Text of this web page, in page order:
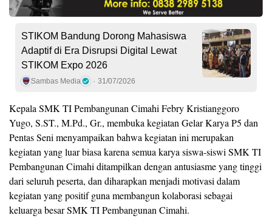
STIKOM Bandung Dorong Mahasiswa
Adaptif di Era Disrupsi Digital Lewat
STIKOM Expo 2026
Sambas Media 31/07/2026
Kepala SMK TI Pembangunan Cimahi Febry Kristianggoro
Yugo, S.ST., M.Pd., Gr., membuka kegiatan Gelar Karya P5 dan
Pentas Seni menyampaikan bahwa kegiatan ini merupakan
kegiatan yang luar biasa karena semua karya siswa-siswi SMK TI
Pembangunan Cimahi ditampilkan dengan antusiasme yang tinggi
dari seluruh peserta, dan diharapkan menjadi motivasi dalam
kegiatan yang positif guna membangun kolaborasi sebagai
keluarga besar SMK TI Pembangunan Cimahi.